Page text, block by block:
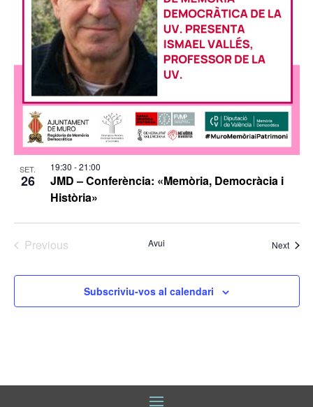
SET.
26
JMD – Conferència: «Memòria, Democràcia i
Història»
19:30 -21:00
Previous
Avui Next
Subscriviu-vos al calendari